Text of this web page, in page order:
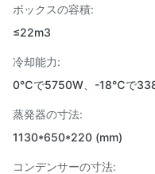
ボックスの容積:
≤22m3
冷却能力:
0℃で5750W、-18℃で
蒸発器の寸法:
1130*650*220 (mm)
コンデンサーの寸法: